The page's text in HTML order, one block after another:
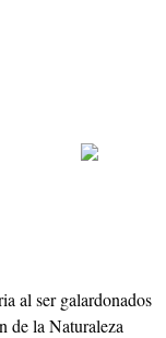
al ser galardonados
de la Naturaleza